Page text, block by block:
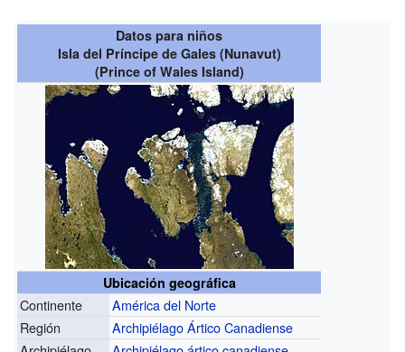
Datos para niños
Isla del Príncipe de Gales (Nunavut)
(Prince of Wales Island)
Ubicación geográfica
Continente
América del Norte
Región
Archipiélago Ártico Canadiense